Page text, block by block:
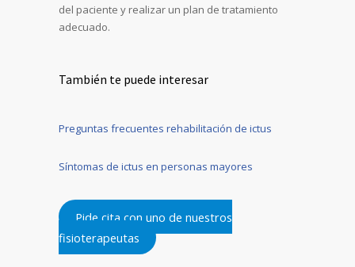
del paciente y realizar un plan de tratamiento
adecuado.
También te puede interesar
Preguntas frecuentes rehabilitación de ictus
Síntomas de ictus en personas mayores
Pide cita con uno de nuestros
fisioterapeutas